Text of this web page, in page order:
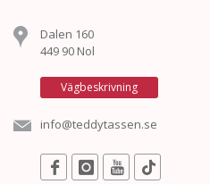
Dalen 160
449 90 Nol
Vägbeskrivning
info@teddytassen.se